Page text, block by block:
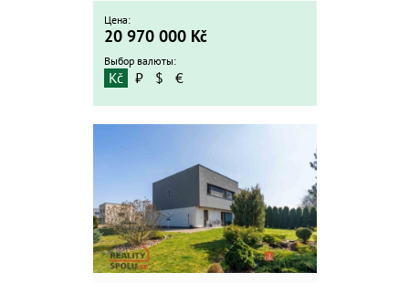
Цена:
20 970 000 Kč
Выбор валюты:
Kč ₽ $ €